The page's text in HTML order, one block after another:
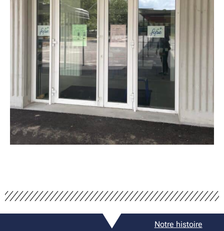
Notre histoire